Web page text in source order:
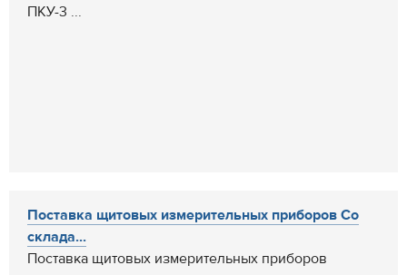
ПКУ-3 ...
Поставка щитовых измерительных приборов Со
склада...
Поставка щитовых измерительных приборов